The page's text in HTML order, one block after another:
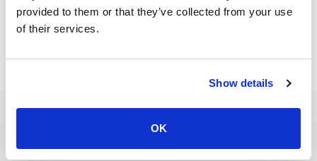
provided to them or that they’ve collected from your use
of their services.
Show details
OK
Après avoir exploré ces merveilles anciennes, il est temps de
s'immerger dans le charme moderne de Siem Reap. Le marché
s'animent et proposent de tout, de l'artisanat traditionnel aux
pas pour autant son passé. Les vestiges de l'époque des
Khmers rouges subsistent, un sombre témoignage de la
Destinations des ferries